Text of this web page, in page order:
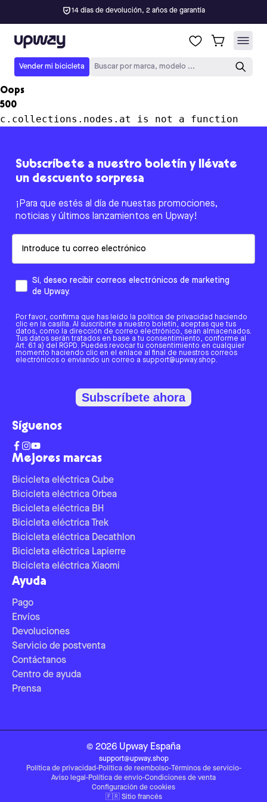
14 días de devolución, 2 años de garantía
Upway
Vender mi bicicleta Buscar por marca, modelo ...
Oops
500
c.collections.nodes.at is not a function
Mejores marcas
Bicicleta eléctrica Cube
Bicicleta eléctrica Orbea
Bicicleta eléctrica BH
Bicicleta eléctrica Trek
Bicicleta eléctrica Decathlon
Bicicleta eléctrica Lapierre
Bicicleta eléctrica Xiaomi
Ayuda
Pago
Envíos
Devoluciones
Servicio de postventa
Contáctanos
Centro de ayuda
Prensa
Subscríbete a nuestro boletín y llévate
un descuento sorpresa
¡Para que estés al día de nuestas promociones,
noticias y últimos lanzamientos en Upway!
Sí, deseo recibir correos electrónicos de marketing
de Upway.
Por favor, confirma que has leído la política de privacidad haciendo
clic en la casilla. Al suscribirte a nuestro boletín, aceptas que tus
datos, como la dirección de correo electrónico, sean almacenados.
Tus datos serán tratados en base a tu consentimiento, conforme al
Art. 6.1 a) del RGPD. Puedes revocar tu consentimiento en cualquier
momento haciendo clic en el enlace al final de nuestros correos
electrónicos o enviando un correo a support@upway.shop.
Subscríbete ahora
Síguenos
© 2026 Upway España
support@upway.shop
Política de privacidad-Política de reembolso-Términos de servicio-
Aviso legal -Política de envío-Condiciones de venta
Configuración de cookies
🇫🇷 Sitio francés